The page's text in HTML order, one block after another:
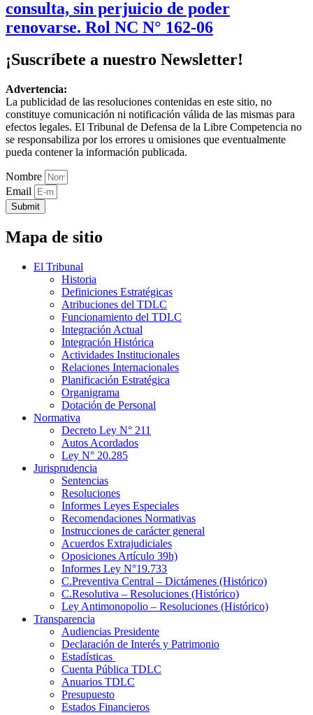
consulta, sin perjuicio de poder
renovarse. Rol NC N° 162-06
¡Suscríbete a nuestro Newsletter!
Advertencia:
La publicidad de las resoluciones contenidas en este sitio, no
constituye comunicación ni notificación válida de las mismas para
efectos legales. El Tribunal de Defensa de la Libre Competencia no
se responsabiliza por los errores u omisiones que eventualmente
pueda contener la información publicada.
Nombre
Email
Submit
Mapa de sitio
El Tribunal
Historia
Definiciones Estratégicas
Atribuciones del TDLC
Funcionamiento del TDLC
Integración Actual
Integración Histórica
Actividades Institucionales
Relaciones Internacionales
Planificación Estratégica
Organigrama
Dotación de Personal
Normativa
Decreto Ley N° 211
Autos Acordados
Ley N° 20.285
Jurisprudencia
Sentencias
Resoluciones
Informes Leyes Especiales
Recomendaciones Normativas
Instrucciones de carácter general
Acuerdos Extrajudiciales
Oposiciones Artículo 39h)
Informes Ley N°19.733
C.Preventiva Central – Dictámenes (Histórico)
C.Resolutiva – Resoluciones (Histórico)
Ley Antimonopolio – Resoluciones (Histórico)
Transparencia
Audiencias Presidente
Declaración de Interés y Patrimonio
Estadísticas
Cuenta Pública TDLC
Anuarios TDLC
Presupuesto
Estados Financieros